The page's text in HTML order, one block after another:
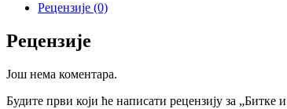
Рецензије (0)
Рецензије
Још нема коментара.
Будите први који ће написати рецензију за